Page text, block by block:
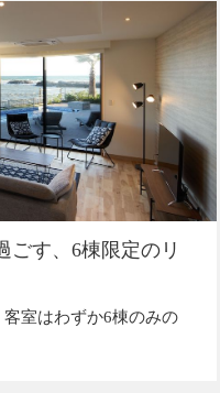
ごす、6棟限定のリ
室はわずか6棟のみの